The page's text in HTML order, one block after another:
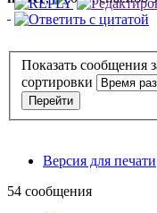
Показать сообщения
сортировки
Версия для печати
54 сообщения